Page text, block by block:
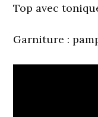
Top avec
Garniture :